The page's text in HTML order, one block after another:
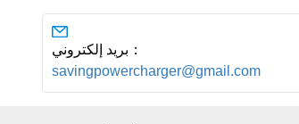
بريد إلكتروني：
savingpowercharger@gmail.com